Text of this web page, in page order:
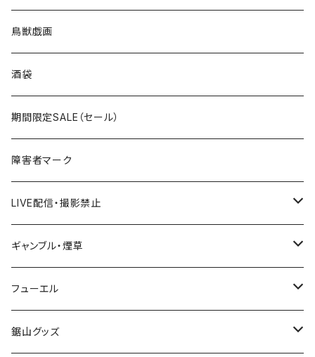
国道600～699号線
国道700～799号線
ROUTE100～199号線
ROUTE600～699号線
ROUTE700～799号線
ROUTE 0～99号線
ROUTE 100～199号線
ROUTE 600～699号線
ROUTE 700～799号線
キャップ
ROUTE 0～99号線
ROUTE 100～199号線
ROUTE 600～699号線
ROUTE 700～799号線
青森県
岩手県
宮城県
秋田県
Tシャツ
ステッカー
山形県
福島県
茨城県
栃木県
ステッカー
鳥獣戯画
酒袋
期間限定SALE（セール）
障害者マーク
LIVE配信・撮影禁止
LIVE配信禁止
撮影禁止
ギャンブル・煙草
ホテルキーホルダー
たばこ・禁煙ステッカー
フューエル
ステッカー
鋸山グッズ